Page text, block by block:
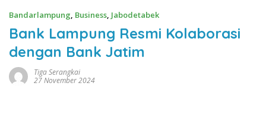
Bandarlampung, Business, Jabodetabek
Bank Lampung Resmi Kolaborasi
dengan Bank Jatim
Tiga Serangkai
27 November 2024